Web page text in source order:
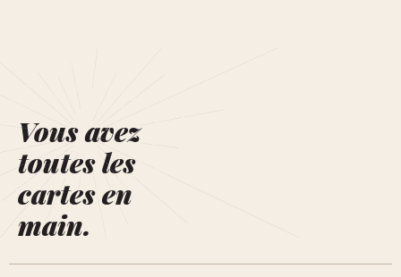
Vous avez
toutes les
cartes en
main.